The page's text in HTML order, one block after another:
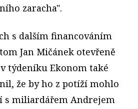
zaracha".
s dalším financováním
Jan Mičánek otevřeně
týdeníku Ekonom také
že by ho z potíží mohlo
s miliardářem Andrejem